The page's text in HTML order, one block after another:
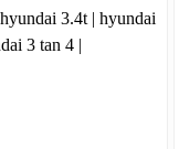
3.4t | hyundai
3 tan 4 |